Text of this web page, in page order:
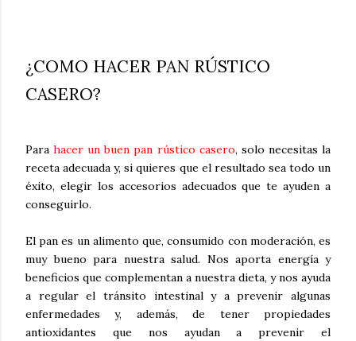
¿COMO HACER PAN RÚSTICO
CASERO?
Parahacer un buen pan rústico casero, solo necesitas la
receta adecuada y, si quieres que el resultado sea todo un
éxito, elegir los accesorios adecuados que te ayuden a
conseguirlo.
El pan es un alimento que, consumido con moderación, es
muy bueno para nuestra salud. Nos aporta energía y
beneficios que complementan a nuestra dieta, y nos ayuda
a regular el tránsito intestinal y a prevenir algunas
enfermedades y, además, de tener propiedades
antioxidantes que nos ayudan a prevenir el